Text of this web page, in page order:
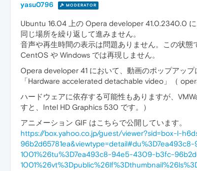
yasu0796 MODERATOR
Ubuntu 16.04 上の Opera developer 41.0.2340.0
同じ場所を繰り返して進みません。
音声や再生時間の表示は問題ありません。この状態
CentOS や Windows では再現しません。
Opera developer 41 において、動画のポップアッ
「Hardware accelerated detachable video」（
ハードウェアに依存する可能性もありますが、
すと、Intel HD Graphics 530 です。）
アニメーション GIF はこちらで公開しています。
https://box.yahoo.co.jp/guest/viewer?sid=box-l-
1001%26tu%3D7ea493c8-94e5-4309-b3fc-